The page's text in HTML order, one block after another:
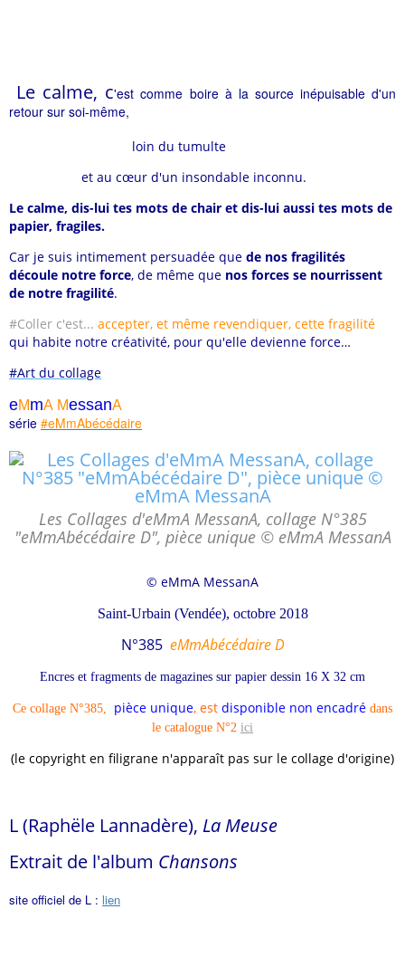
Le calme, c'est comme boire à la source inépuisable d'un
retour sur soi-même,
loin du tumulte
et au cœur d'un insondable inconnu.
Le calme, dis-lui tes mots de chair et dis-lui aussi tes mots de
papier, fragiles.
Car je suis intimement persuadée que de nos fragilités
découle notre force, de même que nos forces se nourrissent
de notre fragilité.
#Coller c'est... accepter, et même revendiquer, cette fragilité
qui habite notre créativité, pour qu'elle devienne force…
#Art du collage
eMmA MessanA
série #eMmAbécédaire
Les Collages d'eMmA MessanA, collage N°385
"eMmAbécédaire D", pièce unique © eMmA MessanA
© eMmA MessanA
Saint-Urbain (Vendée), octobre 2018
N°385 eMmAbécédaire D
Encres et fragments de magazines sur papier dessin 16 X 32 cm
Ce collage N°385, pièce unique, est disponible non encadré dans
le catalogue N°2 ici
(le copyright en filigrane n'apparaît pas sur le collage d'origine)
L (Raphële Lannadère), La Meuse
Extrait de l'album Chansons
site officiel de L : lien